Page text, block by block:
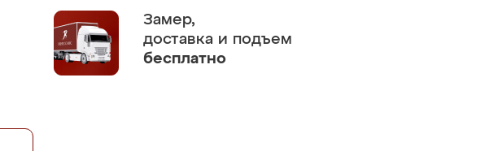
Замер,
доставка и подъем
бесплатно